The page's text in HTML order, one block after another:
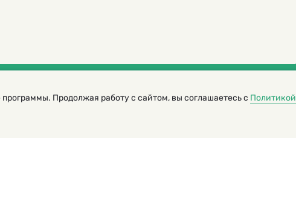
журнал для детей
сайта
Продолжая работу с сайтом, вы соглашаетесь с Политикой